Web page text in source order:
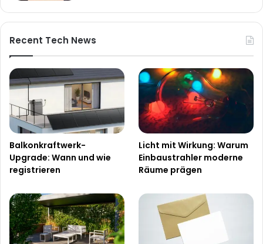
Recent Tech News
Balkonkraftwerk-
Upgrade: Wann und wie
registrieren
Licht mit Wirkung: Warum
Einbaustrahler moderne
Räume prägen